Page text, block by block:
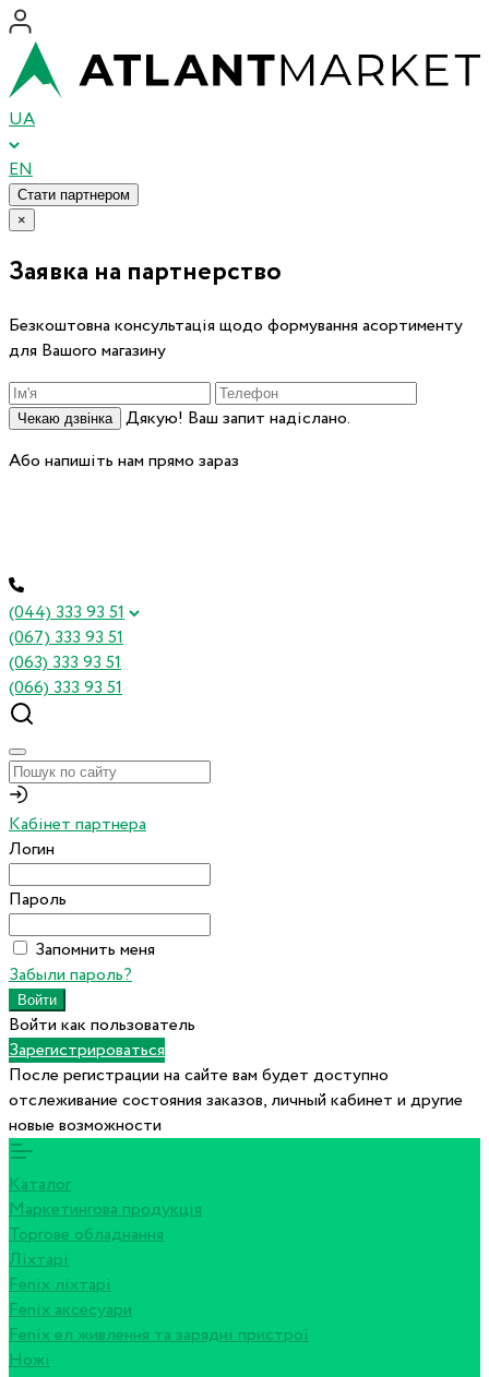
UA
EN
Стати партнером
×
Заявка на партнерство
Безкоштовна консультація щодо формування асортименту
для Вашого магазину
Чекаю дзвінка
Дякую! Ваш запит надіслано.
Або напишіть нам прямо зараз
(044) 333 93 51
(067) 333 93 51
(063) 333 93 51
(066) 333 93 51
Кабінет партнера
Логин
Пароль
Запомнить меня
Забыли пароль?
Войти как пользователь
Зарегистрироваться
После регистрации на сайте вам будет доступно
отслеживание состояния заказов, личный кабинет и другие
новые возможности
Каталог
Маркетингова продукція
Торгове обладнання
Ліхтарі
Fenix ліхтарі
Fenix аксесуари
Fenix ел живлення та зарядні пристрої
Ножі